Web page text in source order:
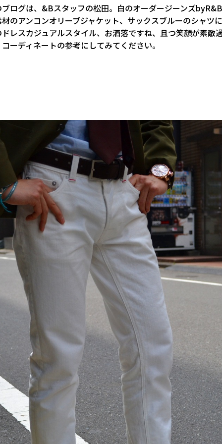
ログは、&Bスタッフの松田。白のオーダージーンズ
のアンコンオリーブジャケット、サックスブルーのシャツ
レスカジュアルスタイル、お洒落ですね、且つ笑顔が素敵
ーディネートの参考にしてみてください。